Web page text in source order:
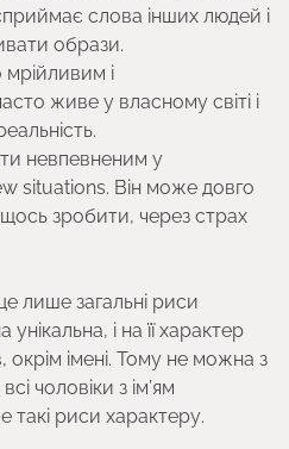
слова інших людей і
образи.
і
живе у власному світі і
невпевненим у
situations. Він може довго
зробити, через страх
лише загальні риси
і на її характер
окрім імені. Тому не можна з
чоловіки з ім’ям
риси характеру.